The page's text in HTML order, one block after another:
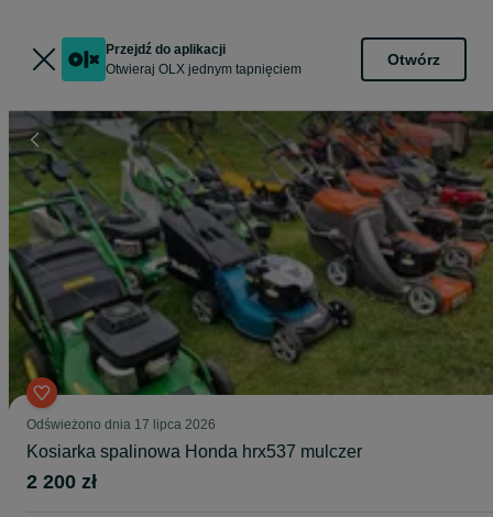
Przejdź do aplikacji
Otwieraj OLX jednym tapnięciem
Otwórz
Odświeżono dnia 17 lipca 2026
Kosiarka spalinowa Honda hrx537 mulczer
2 200 zł